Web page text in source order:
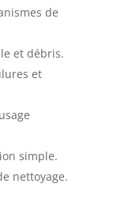
de
et débris.
et
simple.
nettoyage.